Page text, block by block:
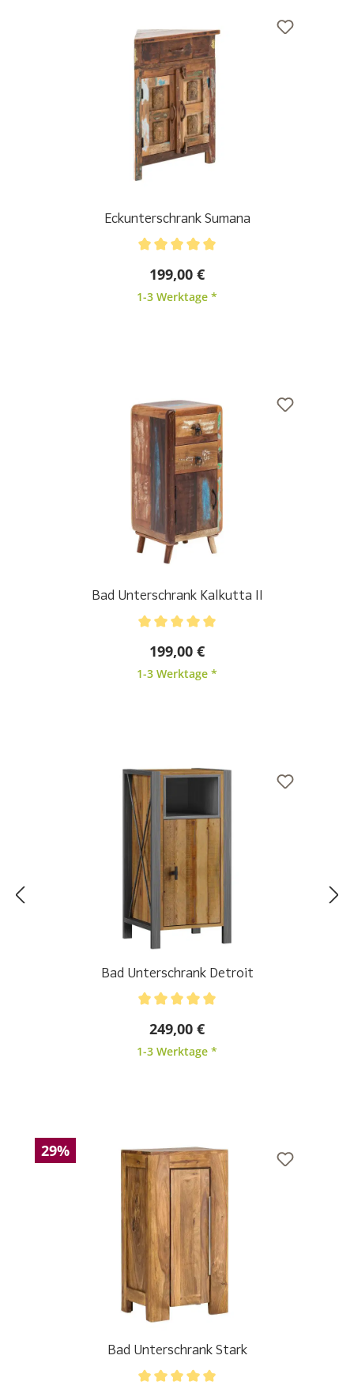
Eckunterschrank Sumana
199,00 €
1-3 Werktage *
Bad Unterschrank Kalkutta II
199,00 €
1-3 Werktage *
Bad Unterschrank Detroit
249,00 €
1-3 Werktage *
29%
Bad Unterschrank Stark